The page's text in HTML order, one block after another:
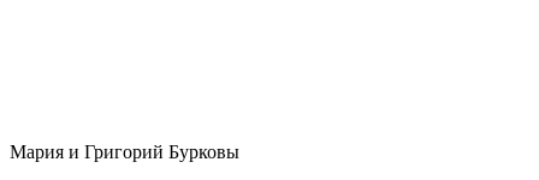
Мария и Григорий Бурковы